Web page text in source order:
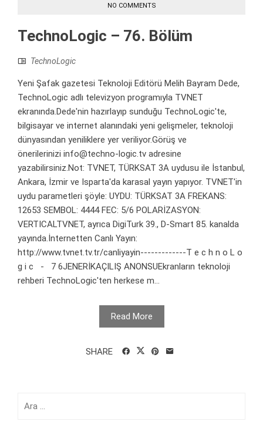
NO COMMENTS
TechnoLogic – 76. Bölüm
TechnoLogic
Yeni Şafak gazetesi Teknoloji Editörü Melih Bayram Dede,
TechnoLogic adlı televizyon programıyla TVNET
ekranında.Dede'nin hazırlayıp sunduğu TechnoLogic'te,
bilgisayar ve internet alanındaki yeni gelişmeler, teknoloji
dünyasından yeniliklere yer veriliyor.Görüş ve
önerilerinizi info@techno-logic.tv adresine
yazabilirsiniz.Not: TVNET, TÜRKSAT 3A uydusu ile İstanbul,
Ankara, İzmir ve Isparta'da karasal yayın yapıyor. TVNET'in
uydu parametleri şöyle: UYDU: TÜRKSAT 3A FREKANS:
12653 SEMBOL: 4444 FEC: 5/6 POLARİZASYON:
VERTICALTVNET, ayrıca DigiTurk 39., D-Smart 85. kanalda
yayında.İnternetten Canlı Yayın:
http://www.tvnet.tv.tr/canliyayin-------------T e c h n o L o
g i c - 7 6JENERİKAÇILIŞ ANONSUEkranların teknoloji
rehberi TechnoLogic'ten herkese m...
Read More
SHARE